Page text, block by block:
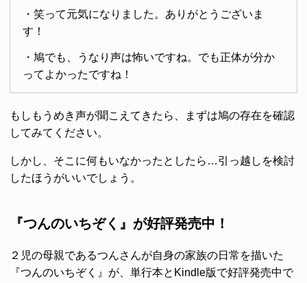
・笑って元気になりました。ありがとうございま
す！
・鳩でも、うなり声は怖いですね。でも正体が分か
ってよかったですね！
もしもうめき声が聞こえてきたら、まずは鳩の存在を確認
してみてください。
しかし、そこに何もいなかったとしたら…引っ越しを検討
したほうがいいでしょう。
『つんのいちぞく』が好評発売中！
２児の母親であるつんさんが自身の家族の日常を描いた
『つんのいちぞく』が、単行本とKindle版で好評発売中で